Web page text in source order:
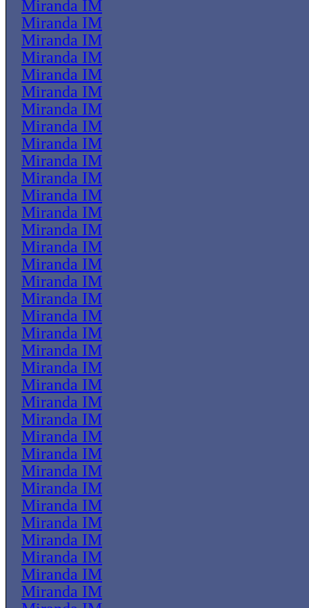
Miranda IM
Miranda IM
Miranda IM
Miranda IM
Miranda IM
Miranda IM
Miranda IM
Miranda IM
Miranda IM
Miranda IM
Miranda IM
Miranda IM
Miranda IM
Miranda IM
Miranda IM
Miranda IM
Miranda IM
Miranda IM
Miranda IM
Miranda IM
Miranda IM
Miranda IM
Miranda IM
Miranda IM
Miranda IM
Miranda IM
Miranda IM
Miranda IM
Miranda IM
Miranda IM
Miranda IM
Miranda IM
Miranda IM
Miranda IM
Miranda IM